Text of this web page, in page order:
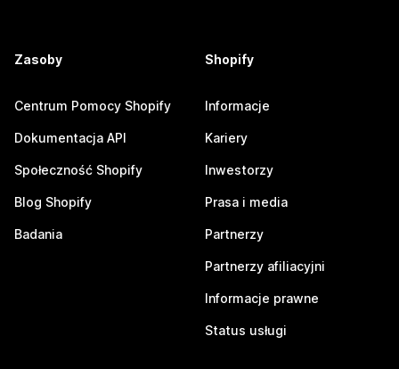
Zasoby
Centrum Pomocy Shopify
Dokumentacja API
Społeczność Shopify
Blog Shopify
Badania
Shopify
Informacje
Kariery
Inwestorzy
Prasa i media
Partnerzy
Partnerzy afiliacyjni
Informacje prawne
Status usługi